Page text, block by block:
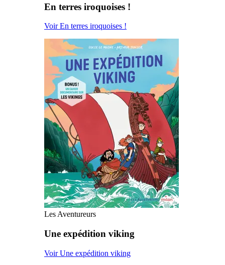
En terres iroquoises !
Voir En terres iroquoises !
Les Aventureurs
Une expédition viking
Voir Une expédition viking